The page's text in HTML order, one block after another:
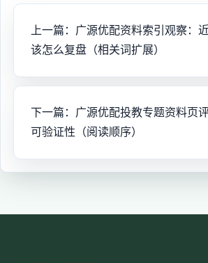
上一篇：广源优配资料索引观察：
该怎么复盘（相关词扩展）
下一篇：广源优配投教专题资料页
可验证性（阅读顺序）